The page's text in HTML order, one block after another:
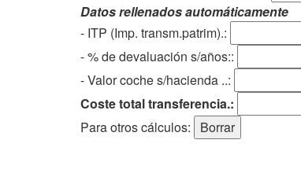
Datos rellenados automáticamente
- ITP (Imp. transm.patrim).:
- % de devaluación s/años::
- Valor coche s/hacienda ..:
Coste total transferencia.:
Para otros cálculos: